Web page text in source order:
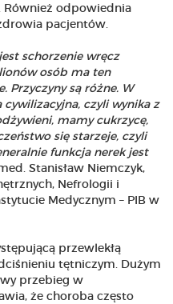
Również odpowiednia
pacjentów.
schorzenie wręcz
osób ma ten
Przyczyny są różne. W
czyli wynika z
mamy cukrzycę,
się starzeje, czyli
funkcja nerek jest
Stanisław Niemczyk,
Nefrologii i
Medycznym – PIB w
przewlekłą
tętniczym. Dużym
przebieg w
że choroba często